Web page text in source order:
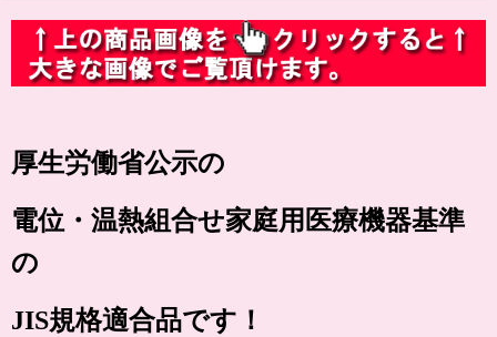
厚生労働省公示の
電位・温熱組合せ家庭用医療機器基準
の
JIS規格適合品です！